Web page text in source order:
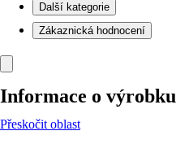
Další kategorie
Zákaznická hodnocení
Informace o výrobku
Přeskočit oblast